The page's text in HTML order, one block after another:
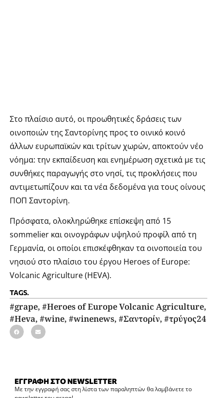
Στο πλαίσιο αυτό, οι προωθητικές δράσεις των
οινοποιών της Σαντορίνης προς το οινικό κοινό
άλλων ευρωπαϊκών και τρίτων χωρών, αποκτούν νέο
νόημα: την εκπαίδευση και ενημέρωση σχετικά με τις
συνθήκες παραγωγής στο νησί, τις προκλήσεις που
αντιμετωπίζουν και τα νέα δεδομένα για τους οίνους
ΠΟΠ Σαντορίνη.
Πρόσφατα, ολοκληρώθηκε επίσκεψη από 15
sommelier και οινογράφων υψηλού προφίλ από τη
Γερμανία, οι οποίοι επισκέφθηκαν τα οινοποιεία του
νησιού στο πλαίσιο του έργου Heroes of Europe:
Volcanic Agriculture (HEVA).
TAGS.
#grape, #Heroes of Europe Volcanic Agriculture,
#Heva, #wine, #winenews, #Σαντορίν, #τρύγος24
ΕΓΓΡΑΦΗ ΣΤΟ NEWSLETTER
Με την εγγραφή σας στη λίστα των παραληπτών θα λαμβάνετε το